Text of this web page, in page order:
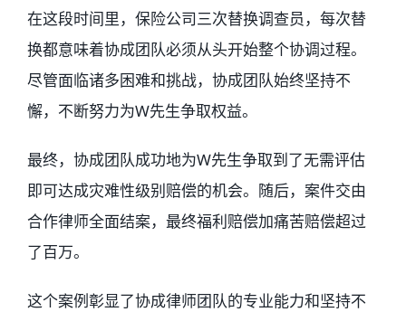
在这段时间里，保险公司三次替换调查员，每次替
换都意味着协成团队必须从头开始整个协调过程。
尽管面临诸多困难和挑战，协成团队始终坚持不
懈，不断努力为W先生争取权益。
最终，协成团队成功地为W先生争取到了无需评估
即可达成灾难性级别赔偿的机会。随后，案件交由
合作律师全面结案，最终福利赔偿加痛苦赔偿超过
了百万。
这个案例彰显了协成律师团队的专业能力和坚持不